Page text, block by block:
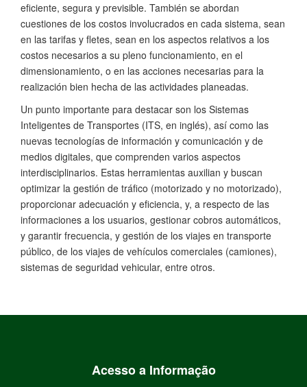
eficiente, segura y previsible. También se abordan
cuestiones de los costos involucrados en cada sistema, sean
en las tarifas y fletes, sean en los aspectos relativos a los
costos necesarios a su pleno funcionamiento, en el
dimensionamiento, o en las acciones necesarias para la
realización bien hecha de las actividades planeadas.
Un punto importante para destacar son los Sistemas
Inteligentes de Transportes (ITS, en inglés), así como las
nuevas tecnologías de información y comunicación y de
medios digitales, que comprenden varios aspectos
interdisciplinarios. Estas herramientas auxilian y buscan
optimizar la gestión de tráfico (motorizado y no motorizado),
proporcionar adecuación y eficiencia, y, a respecto de las
informaciones a los usuarios, gestionar cobros automáticos,
y garantir frecuencia, y gestión de los viajes en transporte
público, de los viajes de vehículos comerciales (camiones),
sistemas de seguridad vehicular, entre otros.
Acesso a Informação